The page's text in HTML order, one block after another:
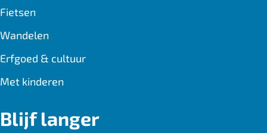
k
Fietsen
Wandelen
Erfgoed & cultuur
Met kinderen
Blijf langer